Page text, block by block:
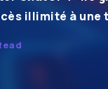
illimité à une